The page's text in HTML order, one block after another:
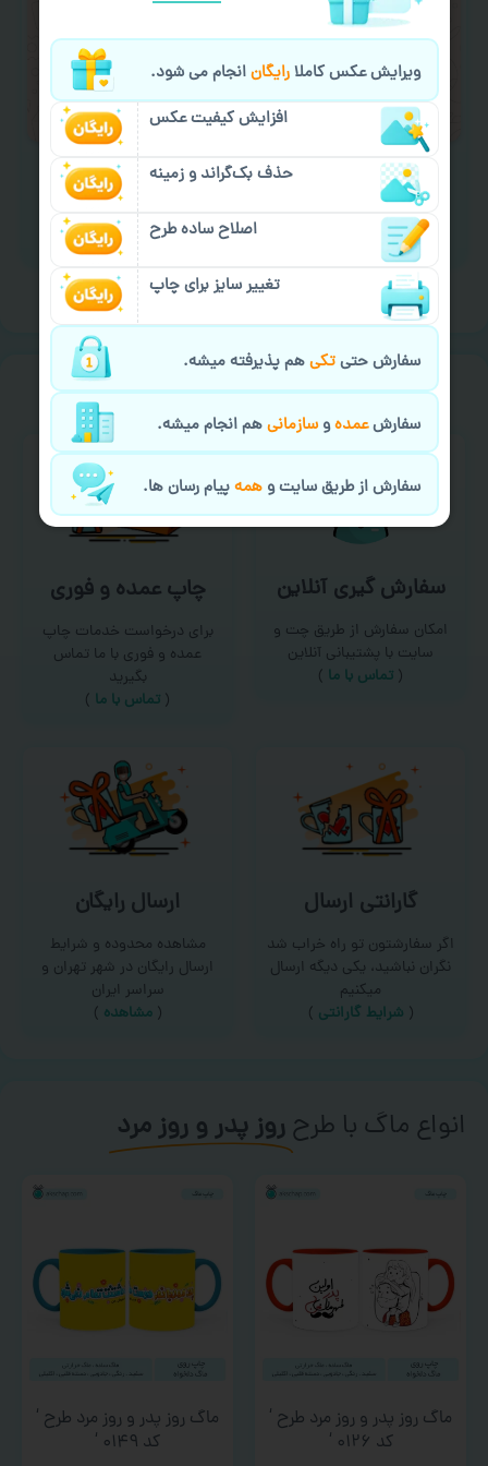
لازم را انجام دهید.
ایمیل جهت ثبت یا پیگیری سفارش:
aks4chap.com@gmail.com
برای ارسال پیام کلیک کنید
خیالت راحت ازسفارش گیری
سفارش گیری آنلاین
امکان سفارش از طریق چت و
سایت با پشتیبانی آنلاین
( تماس با ما‌ )
چاپ عمده و فوری
برای درخواست خدمات چاپ
عمده و فوری با ما تماس
بگیرید
( تماس با ما )
گارانتی ارسال
اگر سفارشتون تو راه خراب شد
نگران نباشید، یکی دیگه ارسال
میکنیم
( شرایط گارانتی )
ارسال رایگان
مشاهده محدوده و شرایط
ارسال رایگان در شهر تهران و
سراسر ایران
(مشاهده )
انواع ماگ با طرحروز پدر و روز مرد
ماگ روز پدر و روز مرد طرح ‘
کد ۰۱۲۶ ‘
ماگ روز پدر و روز مرد طرح ‘
کد ۰۱۴۹ ‘
ویرایش عکس کاملارایگانانجام می شود.
افزایش کیفیت عکس
حذف بک‌گراند و زمینه
اصلاح ساده طرح
تغییر سایز برای چاپ
سفارش حتیتکیهم پذیرفته میشه.
سفارشعمدهوسازمانیهم انجام میشه.
سفارش از طریق سایت وهمهپیام رسان ها.